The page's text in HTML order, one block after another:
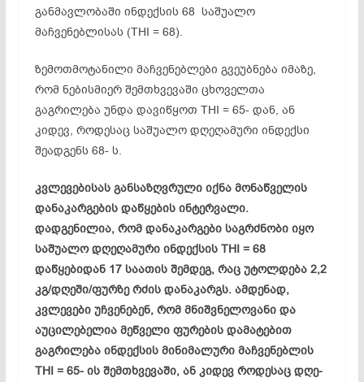
განმავლობაში ინდექსის 68 საშუალო
მაჩვენებლისას (THI = 68).
ზემოთმოტანილი მაჩვენებლები გვეუბნება იმაზე,
რომ ნებისმიერ შემ­თხვევაში ცხოველთა
გაგრილება უნდა დავიწყოთ THI = 65- დან, ან
კიდევ, როდე­საც საშუალო დღეღამური ინდექსი
შეადგენს 68- ს.
კვლევებისას განსაზღვრული იქნა მონაწველის
დანაკარგების დაწყების ინტერვალი.
დადგენილია, რომ დანაკარგები საგრძნობი იყო
საშუალო დღეღამური ინდექსის THI = 68
დაწყებიდან 17 საათის შემდეგ, რაც უტოლდება 2,2
კგ/დღე­ში/ფურზე რძის დანაკარგს. ამდენად,
კვლევები უჩვენებენ, რომ მნიშვნელოვანი და
აუცილებელია მეწველი ფურების დამატებით
გაგრილება ინდექსის მინიმალური მაჩვენებლის
THI = 65- ის შემთხვევაში, ან კიდევ როდესაც დღე-